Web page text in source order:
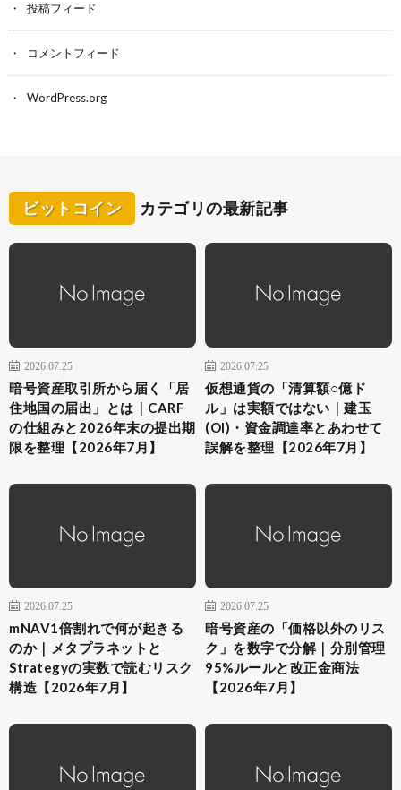
投稿フィード
コメントフィード
WordPress.org
ビットコイン カテゴリの最新記事
2026.07.25
暗号資産取引所から届く「居
住地国の届出」とは｜CARF
の仕組みと2026年末の提出期
限を整理【2026年7月】
2026.07.25
仮想通貨の「清算額○億ド
ル」は実額ではない｜建玉
(OI)・資金調達率とあわせて
誤解を整理【2026年7月】
2026.07.25
mNAV1倍割れで何が起きる
のか｜メタプラネットと
Strategyの実数で読むリスク
構造【2026年7月】
2026.07.25
暗号資産の「価格以外のリス
ク」を数字で分解｜分別管理
95%ルールと改正金商法
【2026年7月】